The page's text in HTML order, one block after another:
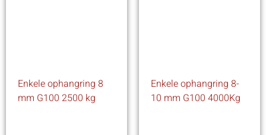
Enkele ophangring 8
mm G100 2500 kg
Enkele ophangring 8-
10 mm G100 4000Kg